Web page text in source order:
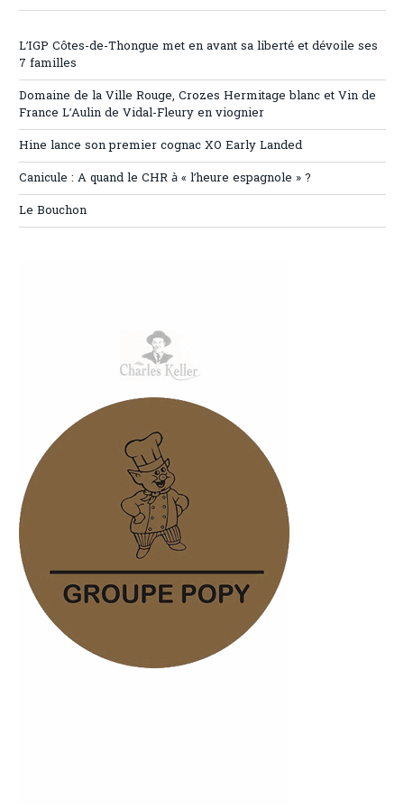
L’IGP Côtes-de-Thongue met en avant sa liberté et dévoile ses
7 familles
Domaine de la Ville Rouge, Crozes Hermitage blanc et Vin de
France L’Aulin de Vidal-Fleury en viognier
Hine lance son premier cognac XO Early Landed
Canicule : A quand le CHR à « l’heure espagnole » ?
Le Bouchon